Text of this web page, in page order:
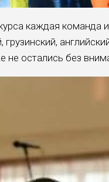
каждая команда
не остались без